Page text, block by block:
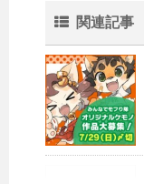
関連記事